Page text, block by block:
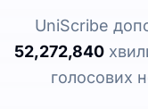
UniScribe
52,272,840
голосових